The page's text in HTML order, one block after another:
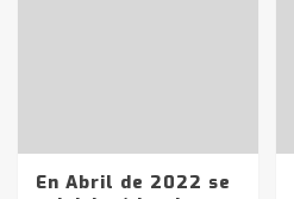
En Abril de 2022 se